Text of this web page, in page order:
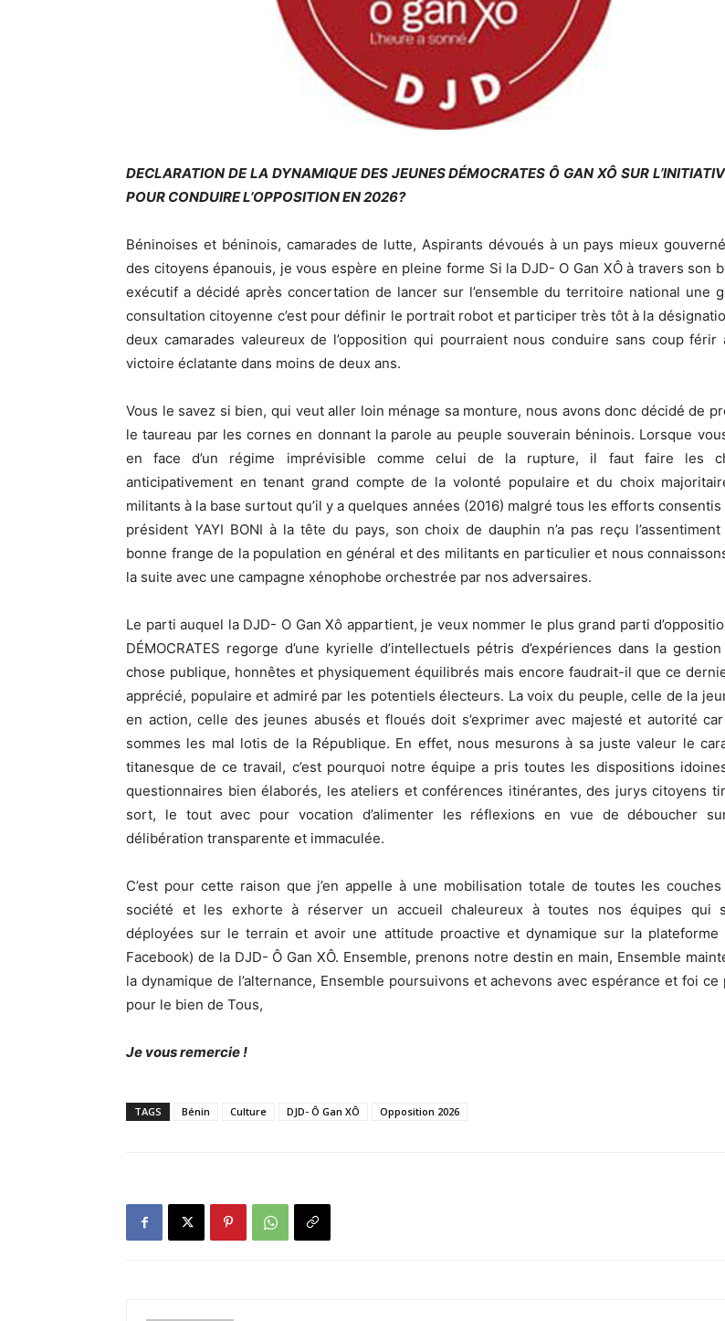
DECLARATION DE LA DYNAMIQUE DES JEUNES DÉMOCRATES Ô GAN XÔ SUR
POUR CONDUIRE L’OPPOSITION EN 2026?
Béninoises et béninois, camarades de lutte, Aspirants dévoués à un pays mieux
des citoyens épanouis, je vous espère en pleine forme Si la DJD- O Gan XÔ à travers son
exécutif a décidé après concertation de lancer sur l’ensemble du territoire national une
consultation citoyenne c’est pour définir le portrait robot et participer très tôt à la
deux camarades valeureux de l’opposition qui pourraient nous conduire sans coup férir
victoire éclatante dans moins de deux ans.
Vous le savez si bien, qui veut aller loin ménage sa monture, nous avons donc décidé de
le taureau par les cornes en donnant la parole au peuple souverain béninois. Lorsque
en face d’un régime imprévisible comme celui de la rupture, il faut faire les
anticipativement en tenant grand compte de la volonté populaire et du choix
militants à la base surtout qu’il y a quelques années (2016) malgré tous les efforts consentis
président YAYI BONI à la tête du pays, son choix de dauphin n’a pas reçu l’assentiment
bonne frange de la population en général et des militants en particulier et nous
la suite avec une campagne xénophobe orchestrée par nos adversaires.
Le parti auquel la DJD- O Gan Xô appartient, je veux nommer le plus grand parti
DÉMOCRATES regorge d’une kyrielle d’intellectuels pétris d’expériences dans la
chose publique, honnêtes et physiquement équilibrés mais encore faudrait-il que ce
apprécié, populaire et admiré par les potentiels électeurs. La voix du peuple, celle de la
en action, celle des jeunes abusés et floués doit s’exprimer avec majesté et autorité
sommes les mal lotis de la République. En effet, nous mesurons à sa juste valeur le
titanesque de ce travail, c’est pourquoi notre équipe a pris toutes les dispositions
questionnaires bien élaborés, les ateliers et conférences itinérantes, des jurys citoyens
sort, le tout avec pour vocation d’alimenter les réflexions en vue de déboucher
délibération transparente et immaculée.
C’est pour cette raison que j’en appelle à une mobilisation totale de toutes les
société et les exhorte à réserver un accueil chaleureux à toutes nos équipes qui
déployées sur le terrain et avoir une attitude proactive et dynamique sur la plateforme
Facebook) de la DJD- Ô Gan XÔ. Ensemble, prenons notre destin en main, Ensemble
la dynamique de l’alternance, Ensemble poursuivons et achevons avec espérance et foi ce
pour le bien de Tous,
Je vous remercie !
TAGS Bénin Culture DJD- Ô Gan XÔ Opposition 2026